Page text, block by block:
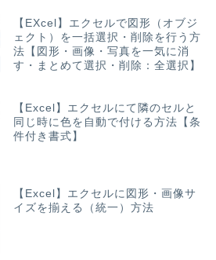
【EXcel】エクセルで図形（オブジ
ェクト）を一括選択・削除を行う方
法【図形・画像・写真を一気に消
す・まとめて選択・削除：全選択】
【Excel】エクセルにて隣のセルと
同じ時に色を自動で付ける方法【条
件付き書式】
【Excel】エクセルに図形・画像サ
イズを揃える（統一）方法